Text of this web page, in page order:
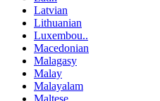
Latvian
Lithuanian
Luxembou..
Macedonian
Malagasy
Malay
Malayalam
Maltese